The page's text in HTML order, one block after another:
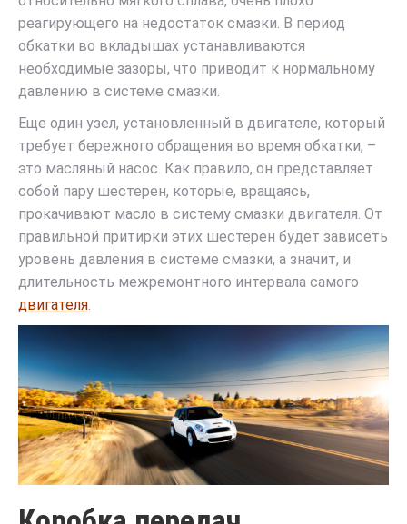
реагирующего на недостаток смазки. В период
обкатки во вкладышах устанавливаются
необходимые зазоры, что приводит к нормальному
давлению в системе смазки.
Еще один узел, установленный в двигателе, который
требует бережного обращения во время обкатки, –
это масляный насос. Как правило, он представляет
собой пару шестерен, которые, вращаясь,
прокачивают масло в систему смазки двигателя. От
правильной притирки этих шестерен будет зависеть
уровень давления в системе смазки, а значит, и
длительность межремонтного интервала самого
двигателя.